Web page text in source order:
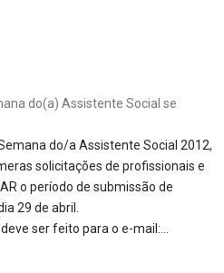
do(a) Assistente Social se
do/a Assistente Social 2012,
solicitações de profissionais e
o período de submissão de
29 de abril.
ser feito para o e-mail:…